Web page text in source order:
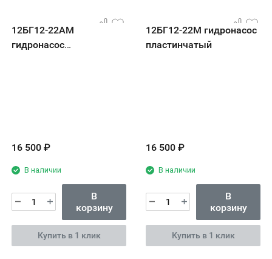
12БГ12-22АМ
гидронасос
16 500 ₽
В наличии
В
корзину
Купить в 1 клик
12БГ12-22М гидронасос
пластинчатый
16 500 ₽
В наличии
В
корзину
Купить в 1 клик